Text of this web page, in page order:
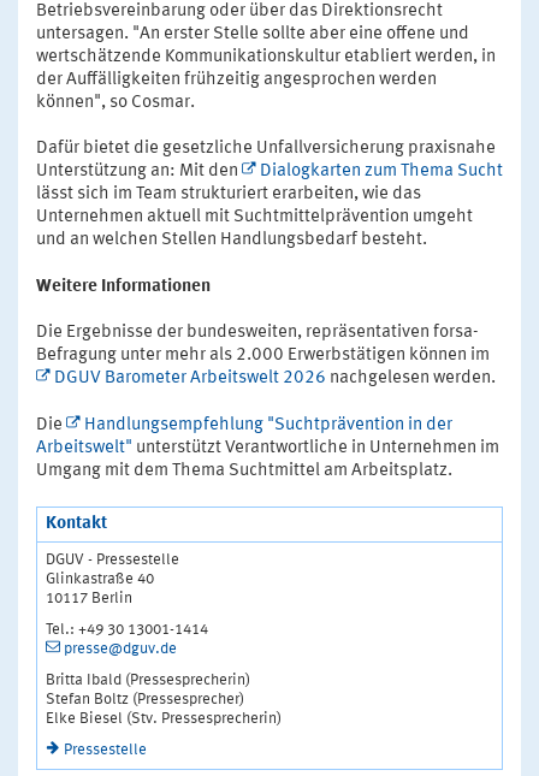
Betriebsvereinbarung oder über das Direktionsrecht
untersagen. "An erster Stelle sollte aber eine offene und
wertschätzende Kommunikationskultur etabliert werden, in
der Auffälligkeiten frühzeitig angesprochen werden
können", so Cosmar.
Dafür bietet die gesetzliche Unfallversicherung praxisnahe
Unterstützung an: Mit den
Dialogkarten zum Thema Sucht
lässt sich im Team strukturiert erarbeiten, wie das
Unternehmen aktuell mit Suchtmittelprävention umgeht
und an welchen Stellen Handlungsbedarf besteht.
Weitere Informationen
Die Ergebnisse der bundesweiten, repräsentativen forsa-
Befragung unter mehr als 2.000 Erwerbstätigen können im
DGUV Barometer Arbeitswelt 2026 nachgelesen werden.
Die
Handlungsempfehlung "Suchtprävention in der
Arbeitswelt" unterstützt Verantwortliche in Unternehmen im
Umgang mit dem Thema Suchtmittel am Arbeitsplatz.
Kontakt
DGUV - Pressestelle
Glinkastraße 40
10117 Berlin
Tel.: +49 30 13001-1414
presse@dguv.de
Britta Ibald (Pressesprecherin)
Stefan Boltz (Pressesprecher)
Elke Biesel (Stv. Pressesprecherin)
Pressestelle